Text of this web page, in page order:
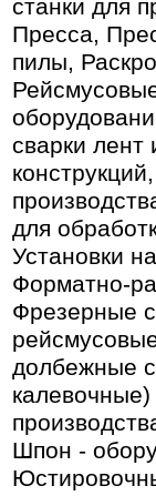
станки для
Пресса,
пилы,
сварки лент
для
Установки
Форматно-
Фрезерные
долбежные
Шпон -